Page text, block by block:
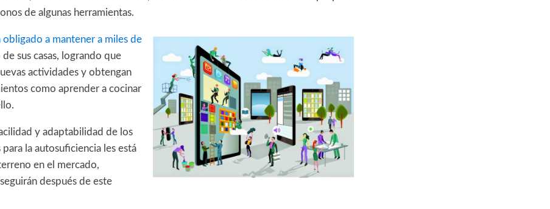
de algunas herramientas.
obligado a mantener a miles de
sus casas, logrando que
actividades y obtengan
como aprender a cocinar
y adaptabilidad de los
la autosuficiencia les está
en el mercado,
después de este